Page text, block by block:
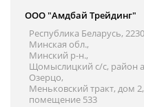
ООО "Амдбай Трейдинг"
Республика Беларусь,
Минская обл.,
Минский р-н.,
Щомыслицкий с/с, район
Озерцо,
Меньковский тракт, дом 2,
помещение 533